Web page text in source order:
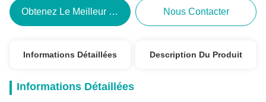
Obtenez Le Meilleur Prix Nous Contacter
Informations Détaillées Description Du Produit
Informations Détaillées